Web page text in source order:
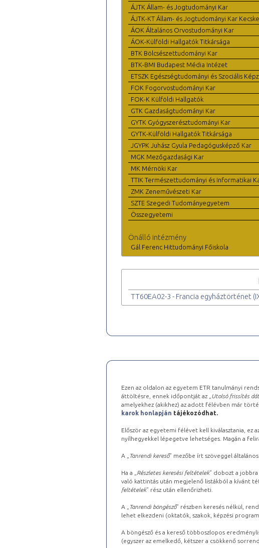
ÁJTK Állam- és Jogtudományi Kar
ÁJTK-KT Állam- és Jogtudományi Kar
ÁOK Általános Orvostudományi Kar
ÁOK-Külföldi Hallgatók Titkársága
BTK Bölcsészettudományi Kar
BTK-BMI Budapest Média Intézet
ETSZK Egészségtudományi és Szociális
FOK Fogorvostudományi Kar
FOK-K Külföldi Hallgatók
GTK Gazdaságtudományi Kar
GYTK Gyógyszerésztudományi Kar
GYTK-Külföldi Hallgatók Titkársága
JGYPK Juhász Gyula Pedagógusképző Kar
MGK Mezőgazdasági Kar
MK Mérnöki Kar
TTIK Természettudományi és Informatikai
ZMK Zeneművészeti Kar
SZTE Szegedi Tudományegyetem
Összegyetemi
Önálló intézmény
Gál Ferenc Hittudományi Főiskola
TT60EA02-3 - Francia egyháztörténet
Ezen az oldalon az egyetem ETR tanulmányi
áttöltésre, ennek időpontját az „ Utolsó frissítés
amelyekhez (akikhez) az adott félévben már
karok honlapján tájékozódhat.
Először az egyetemi félévet kell kiválasztania, ez
nyílhegyekkel lépegetve lehetséges. Magán a
A „ Tanrendi kereső” mezőbe írt szöveggel
Ha a „ Részletes keresési feltételek” dobozt a
való kattintás után megjelenő listákból a kívánt
feltételek” rész után ellenőrizheti.
A „ Tanrendi böngésző” részben keresés nélkül,
lehet elkezdeni (oktatók, szakok, képzési
A böngésző és a kereső többoszlopos
(egyszer az emelkedő, kétszer a csökkenő